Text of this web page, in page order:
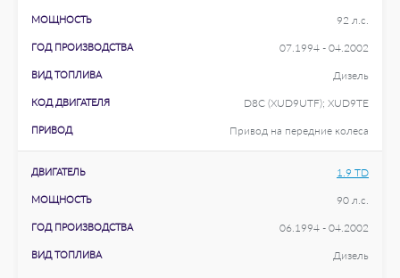
МОЩНОСТЬ 92 л.с.
ГОД ПРОИЗВОДСТВА 07.1994 - 04.2002
ВИД ТОПЛИВА Дизель
КОД ДВИГАТЕЛЯ D8C (XUD9UTF); XUD9TE
ПРИВОД Привод на передние колеса
ДВИГАТЕЛЬ 1.9 TD
МОЩНОСТЬ 90 л.с.
ГОД ПРОИЗВОДСТВА 06.1994 - 04.2002
ВИД ТОПЛИВА Дизель